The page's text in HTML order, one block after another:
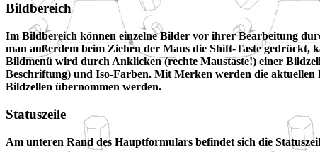
Bildbereich
Im Bildbereich können einzelne Bilder vor ihrer Bearbeitung
man außerdem beim Ziehen der Maus die Shift-Taste gedrückt,
Bildmenü wird durch Anklicken (rechte Maustaste!) einer
Beschriftung) und Iso-Farben. Mit Merken werden die aktuellen
Bildzellen übernommen werden.
Statuszeile
Am unteren Rand des Hauptformulars befindet sich die